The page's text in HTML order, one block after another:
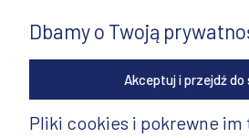
Dbamy o Twoją
Akceptuj i przejdź do
Pliki cookies i pokrewne